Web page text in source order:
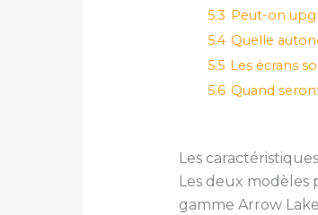
5.3 Peut-on
5.4 Quelle
5.5 Les écrans
5.6 Quand
Les
Les deux
gamme Arrow